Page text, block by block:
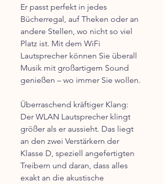
Er passt perfekt in jedes
Bücherregal, auf Theken oder an
andere Stellen, wo nicht so viel
Platz ist. Mit dem WiFi
Lautsprecher können Sie überall
Musik mit großartigem Sound
genießen – wo immer Sie wollen.
Überraschend kräftiger Klang:
Der WLAN Lautsprecher klingt
größer als er aussieht. Das liegt
an den zwei Verstärkern der
Klasse D, speziell angefertigten
Treibern und daran, dass alles
exakt an die akustische